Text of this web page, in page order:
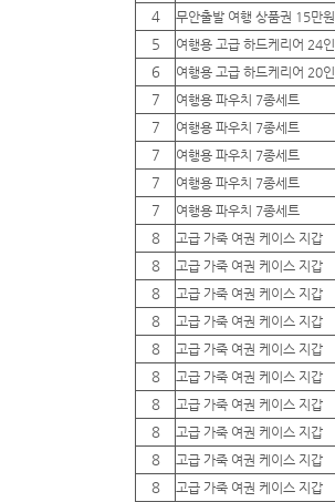
4
무안출발 여행 상품권 15만원
5
여행용 고급 하드케리어 24인
6
여행용 고급 하드케리어 20인
7
여행용 파우치 7종세트
7
여행용 파우치 7종세트
7
여행용 파우치 7종세트
7
여행용 파우치 7종세트
7
여행용 파우치 7종세트
8
고급 가죽 여권 케이스 지갑
8
고급 가죽 여권 케이스 지갑
8
고급 가죽 여권 케이스 지갑
8
고급 가죽 여권 케이스 지갑
8
고급 가죽 여권 케이스 지갑
8
고급 가죽 여권 케이스 지갑
8
고급 가죽 여권 케이스 지갑
8
고급 가죽 여권 케이스 지갑
8
고급 가죽 여권 케이스 지갑
8
고급 가죽 여권 케이스 지갑